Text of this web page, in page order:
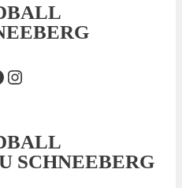
SVS
Insta SVS
SCHNEEBERG